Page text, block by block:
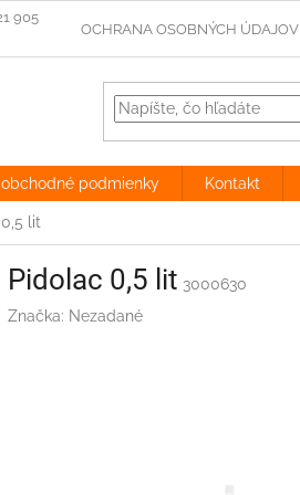
OCHRANA OSOBNÝCH ÚDAJOV
podmienky Kontakt
lit
Pidolac 0,5 lit 3000630
Značka: Nezadané